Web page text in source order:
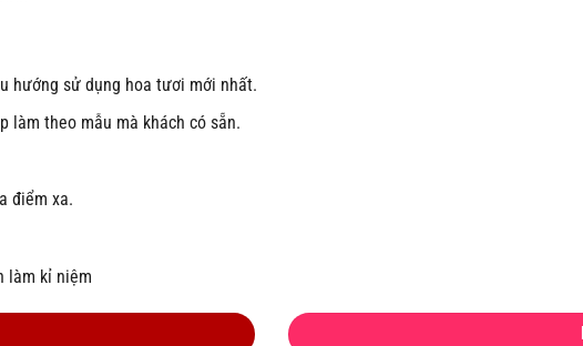
hướng sử dụng hoa tươi mới nhất.
làm theo mẫu mà khách có sẵn.
điểm xa.
làm kỉ niệm